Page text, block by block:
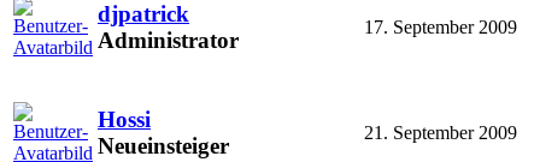
djpatrick
Administrator
17. September 2009
Hossi
Neueinsteiger
21. September 2009